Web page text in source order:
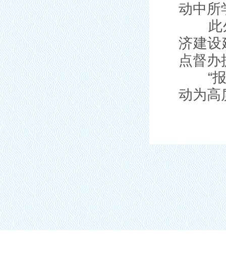
动中所
此外
济建设
点督办
“报
动为高